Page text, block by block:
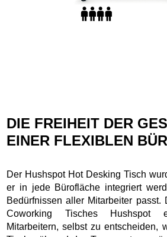
DIE FREIHEIT DER
EINER FLEXIBLEN
Der Hushspot Hot Desking Tisch
er in jede Bürofläche integriert
Bedürfnissen aller Mitarbeiter passt.
Coworking Tisches Hushspot
Mitarbeitern, selbst zu entscheiden,